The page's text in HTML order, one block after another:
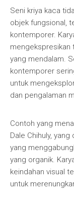
Seni kriya kaca
objek fungsional,
kontemporer.
mengekspresikan
yang mendalam.
kontemporer
untuk
dan pengalaman
Contoh yang
Dale Chihuly,
yang
yang organik.
keindahan visual
untuk